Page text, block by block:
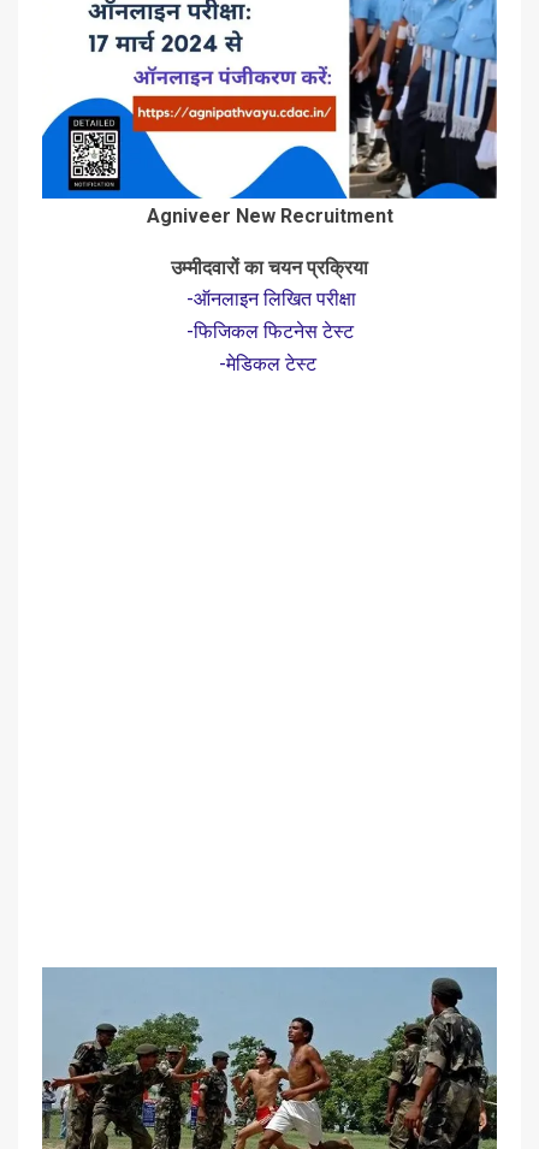
Agniveer New Recruitment
उम्मीदवारों का चयन प्रक्रिया
-ऑनलाइन लिखित परीक्षा
-फिजिकल फिटनेस टेस्ट
-मेडिकल टेस्ट